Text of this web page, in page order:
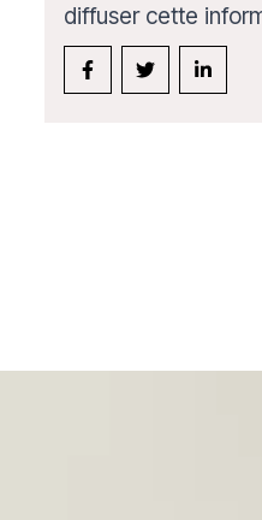
diffuser cette